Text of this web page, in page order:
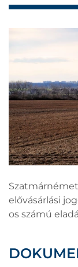
elővásárlási
os számú